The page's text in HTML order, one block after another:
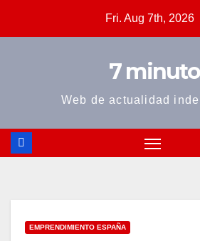
Fri. Aug 7th, 2026
7
Web de actualidad
EMPRENDIMIENTO ESPAÑA